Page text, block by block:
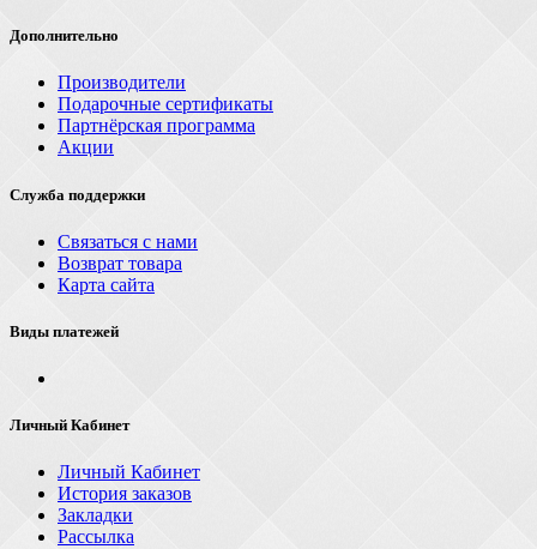
Дополнительно
Производители
Подарочные сертификаты
Партнёрская программа
Акции
Служба поддержки
Связаться с нами
Возврат товара
Карта сайта
Виды платежей
Личный Кабинет
Личный Кабинет
История заказов
Закладки
Рассылка